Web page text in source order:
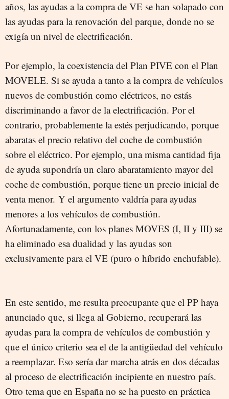
años, las ayudas a la compra de VE se han solapado con
las ayudas para la renovación del parque, donde no se
exigía un nivel de electrificación.
Por ejemplo, la coexistencia del Plan PIVE con el Plan
MOVELE. Si se ayuda a tanto a la compra de vehículos
nuevos de combustión como eléctricos, no estás
discriminando a favor de la electrificación. Por el
contrario, probablemente la estés perjudicando, porque
abaratas el precio relativo del coche de combustión
sobre el eléctrico. Por ejemplo, una misma cantidad fija
de ayuda supondría un claro abaratamiento mayor del
coche de combustión, porque tiene un precio inicial de
venta menor. Y el argumento valdría para ayudas
menores a los vehículos de combustión.
Afortunadamente, con los planes MOVES (I, II y III) se
ha eliminado esa dualidad y las ayudas son
exclusivamente para el VE (puro o híbrido enchufable).
En este sentido, me resulta preocupante que el PP haya
anunciado que, si llega al Gobierno, recuperará las
ayudas para la compra de vehículos de combustión y
que el único criterio sea el de la antigüedad del vehículo
a reemplazar. Eso sería dar marcha atrás en dos décadas
al proceso de electrificación incipiente en nuestro país.
Otro tema que en España no se ha puesto en práctica